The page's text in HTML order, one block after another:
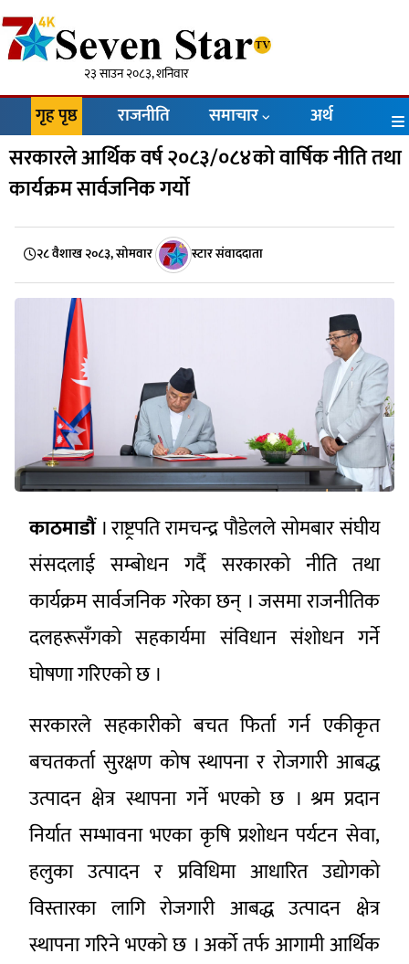
२३ साउन २०८३, शनिवार
गृह पृष्ठ राजनीति समाचार अर्थ
सरकारले आर्थिक वर्ष २०८३/०८४को वार्षिक नीति तथा
कार्यक्रम सार्वजनिक गर्यो
२८ वैशाख २०८३, सोमवार स्टार संवाददाता
काठमाडौं। राष्ट्रपति रामचन्द्र पौडेलले सोमबार संघीय
संसदलाई सम्बोधन गर्दै सरकारको नीति तथा
कार्यक्रम सार्वजनिक गरेका छन् । जसमा राजनीतिक
दलहरूसँगको सहकार्यमा संविधान संशोधन गर्ने
घोषणा गरिएको छ ।
सरकारले सहकारीको बचत फिर्ता गर्न एकीकृत
बचतकर्ता सुरक्षण कोष स्थापना र रोजगारी आबद्ध
उत्पादन क्षेत्र स्थापना गर्ने भएको छ । श्रम प्रदान
निर्यात सम्भावना भएका कृषि प्रशोधन पर्यटन सेवा,
हलुका उत्पादन र प्रविधिमा आधारित उद्योगको
विस्तारका लागि रोजगारी आबद्ध उत्पादन क्षेत्र
स्थापना गरिने भएको छ । अर्को तर्फ आगामी आर्थिक